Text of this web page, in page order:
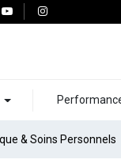
& Soins Personnels